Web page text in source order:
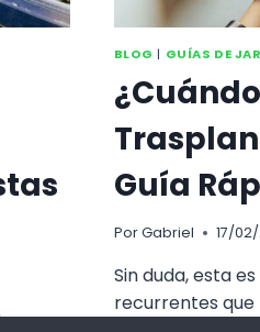
BLOG | GUÍAS DE
Guía
PorGabriel 17/02/
Sin duda, esta
recurrentes